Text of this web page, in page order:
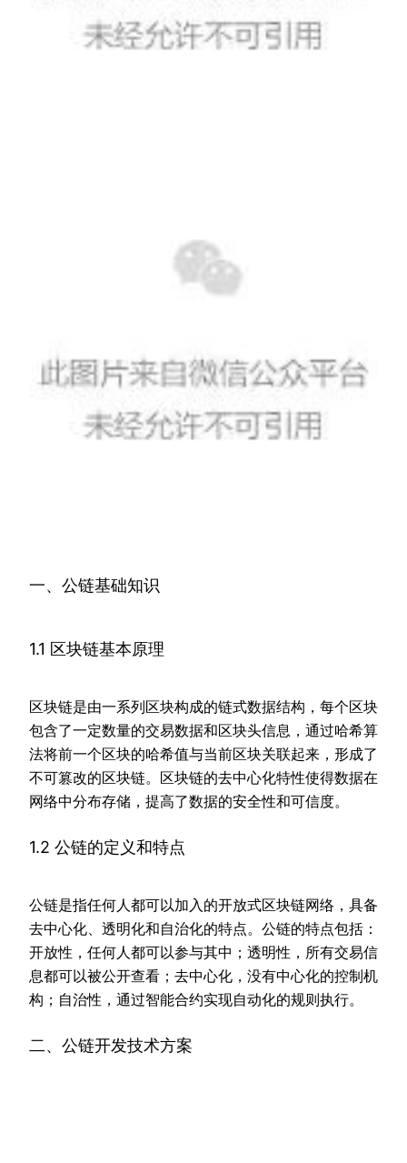
一、公链基础知识
1.1 区块链基本原理
区块链是由一系列区块构成的链式数据结构，每个区块
包含了一定数量的交易数据和区块头信息，通过哈希算
法将前一个区块的哈希值与当前区块关联起来，形成了
不可篡改的区块链。区块链的去中心化特性使得数据在
网络中分布存储，提高了数据的安全性和可信度。
1.2 公链的定义和特点
公链是指任何人都可以加入的开放式区块链网络，具备
去中心化、透明化和自治化的特点。公链的特点包括：
开放性，任何人都可以参与其中；透明性，所有交易信
息都可以被公开查看；去中心化，没有中心化的控制机
构；自治性，通过智能合约实现自动化的规则执行。
二、公链开发技术方案